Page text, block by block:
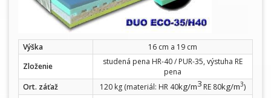
Výška
16 cm a 19 cm
Zloženie
studená pena HR-40 / PUR-35, výstuha RE
pena
Ort. záťaž
120 kg (materiál: HR 40kg/m3 RE 80kg/m3)